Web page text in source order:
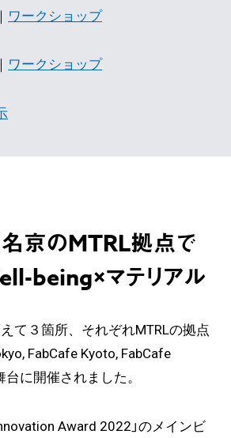
｜ ワークショップ
｜ ワークショップ
京のMTRL拠点で
being×マテリアル
て３箇所、それぞれMTRLの拠点
FabCafe Kyoto, FabCafe
に開催されました。
Award 2022」のメインビ